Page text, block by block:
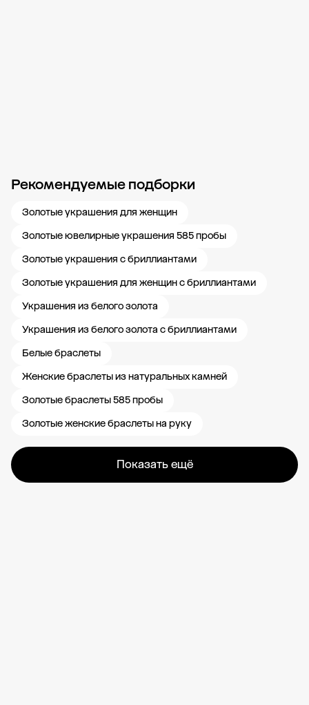
Рекомендуемые подборки
Золотые украшения для женщин
Золотые ювелирные украшения 585 пробы
Золотые украшения с бриллиантами
Золотые украшения для женщин с бриллиантами
Украшения из белого золота
Украшения из белого золота с бриллиантами
Белые браслеты
Женские браслеты из натуральных камней
Золотые браслеты 585 пробы
Золотые женские браслеты на руку
Показать ещё
Новости компании Журнал ЗОЛОТОЙ Блог